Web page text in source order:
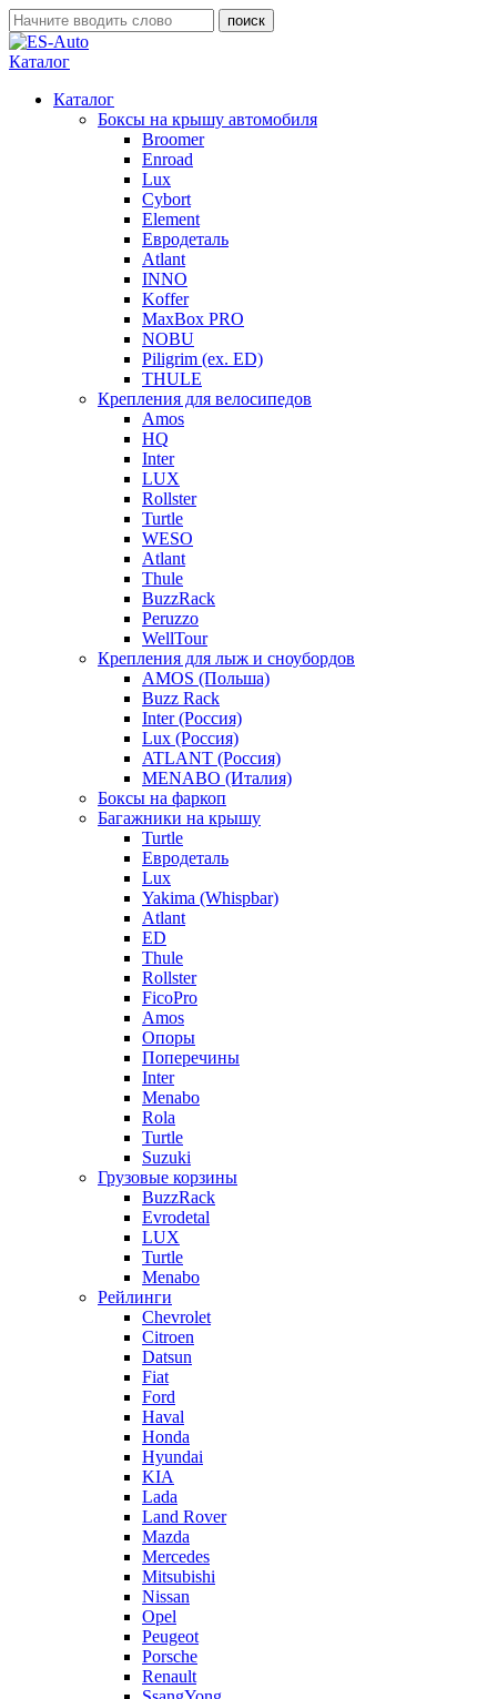
Каталог
Каталог
Боксы на крышу автомобиля
Broomer
Enroad
Lux
Cybort
Element
Евродеталь
Atlant
INNO
Koffer
MaxBox PRO
NOBU
Piligrim (ex. ED)
THULE
Крепления для велосипедов
Amos
HQ
Inter
LUX
Rollster
Turtle
WESO
Atlant
Thule
BuzzRack
Peruzzo
WellTour
Крепления для лыж и сноубордов
AMOS (Польша)
Buzz Rack
Inter (Россия)
Lux (Россия)
ATLANT (Россия)
MENABO (Италия)
Боксы на фаркоп
Багажники на крышу
Turtle
Евродеталь
Lux
Yakima (Whispbar)
Atlant
ED
Thule
Rollster
FicoPro
Amos
Опоры
Поперечины
Inter
Menabo
Rola
Turtle
Suzuki
Грузовые корзины
BuzzRack
Evrodetal
LUX
Turtle
Menabo
Рейлинги
Chevrolet
Citroen
Datsun
Fiat
Ford
Haval
Honda
Hyundai
KIA
Lada
Land Rover
Mazda
Mercedes
Mitsubishi
Nissan
Opel
Peugeot
Porsche
Renault